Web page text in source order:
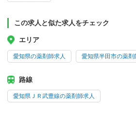
この求人と似た求人をチェック
エリア
愛知県の薬剤師求人 愛知県半田市の薬剤
路線
愛知県ＪＲ武豊線の薬剤師求人